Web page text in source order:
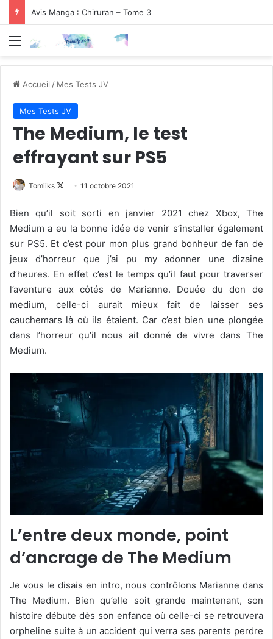
Avis Manga : Chiruran – Tome 3
Menu
Accueil / Mes Tests JV
Mes Tests JV
The Medium, le test
effrayant sur PS5
Tomiiks
Follow
X
11 octobre 2021
Bien qu’il soit sorti en janvier 2021 chez Xbox, The
Medium a eu la bonne idée de venir s’installer également
sur PS5. Et c’est pour mon plus grand bonheur de fan de
jeux d’horreur que j’ai pu my adonner une dizaine
d’heures. En effet c’est le temps qu’il faut pour traverser
l’aventure aux côtés de Marianne. Douée du don de
medium, celle-ci aurait mieux fait de laisser ses
cauchemars là où ils étaient. Car c’est bien une plongée
dans l’horreur qu’il nous ait donné de vivre dans The
Medium.
L’entre deux monde, point
d’ancrage de The Medium
Je vous le disais en intro, nous contrôlons Marianne dans
The Medium. Bien qu’elle soit grande maintenant, son
histoire débute dès son enfance où celle-ci se retrouvera
orpheline suite à un accident qui verra ses parents perdre